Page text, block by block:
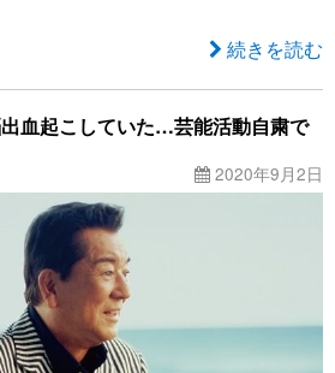
続きを読む
血起こしていた…芸能活動自粛で
2020年9月2日